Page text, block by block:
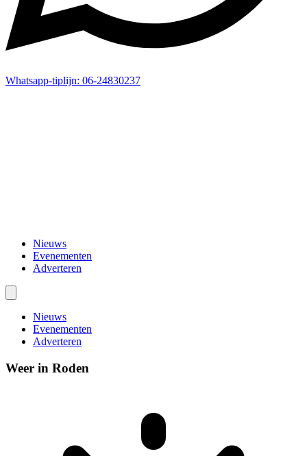
Whatsapp-tiplijn: 06-24830237
Nieuws
Evenementen
Adverteren
Nieuws
Evenementen
Adverteren
Weer in Roden